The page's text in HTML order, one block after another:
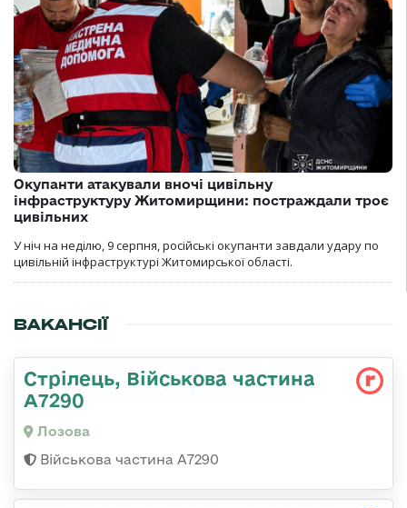
Окупанти атакували вночі цивільну
інфраструктуру Житомирщини: постраждали троє
цивільних
У ніч на неділю, 9 серпня, російські окупанти завдали удару по
цивільній інфраструктурі Житомирської області.
ВАКАНСІЇ
Стрілець, Військова частина
А7290
Лозова
Військова частина А7290